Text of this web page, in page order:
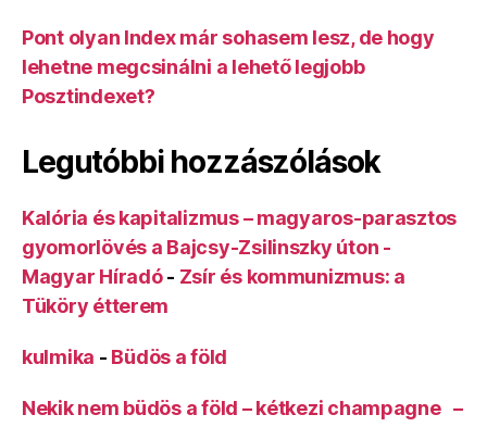
Pont olyan Index már sohasem lesz, de hogy
lehetne megcsinálni a lehető legjobb
Posztindexet?
Legutóbbi hozzászólások
Kalória és kapitalizmus – magyaros-parasztos
gyomorlövés a Bajcsy-Zsilinszky úton -
Magyar Híradó- Zsír és kommunizmus: a
Tüköry étterem
kulmika - Büdös a föld
Nekik nem büdös a föld – kétkezi champagne –